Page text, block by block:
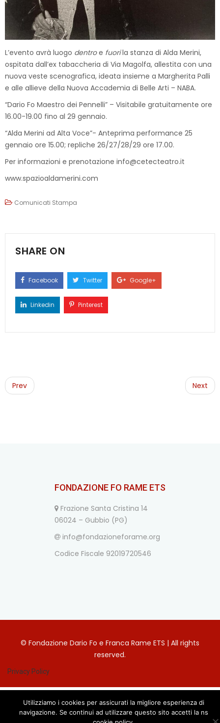
L’evento avrà luogo dentroe fuorila stanza di Alda Merini,
ospitata dall’ex tabaccheria di Via Magolfa, allestita con una
nuova veste scenografica, ideata insieme a Margherita Palli
e alle allieve della Nuova Accademia di Belle Arti – NABA.
“Dario Fo Maestro dei Pennelli” – Visitabile gratuitamente ore
16.00-19.00 fino al 29 gennaio.
“Alda Merini ad Alta Voce”- Anteprima performance 25
gennaio ore 15.00; repliche 26/27/28/29 ore 17.00.
Per informazioni e prenotazione info@cetecteatro.it
www.spazioaldamerini.com
Comunicati Stampa
SHARE ON
Facebook Twitter Google+
Linkedin Pinterest
Post
navigation
Prev Next
FONDAZIONE FO RAME ETS
Frazione Santa Cristina 14
06024 – Gubbio (PG)
info@fondazioneforame.org
Codice Fiscale 92019720546
© Fondazione Dario Fo e Franca Rame ETS | All rights
reserved.
Privacy Policy
Utilizziamo i cookies per assicurati la migliore esperienza di
navigazione. Se continui ad utilizzare questo sito accetti la ns